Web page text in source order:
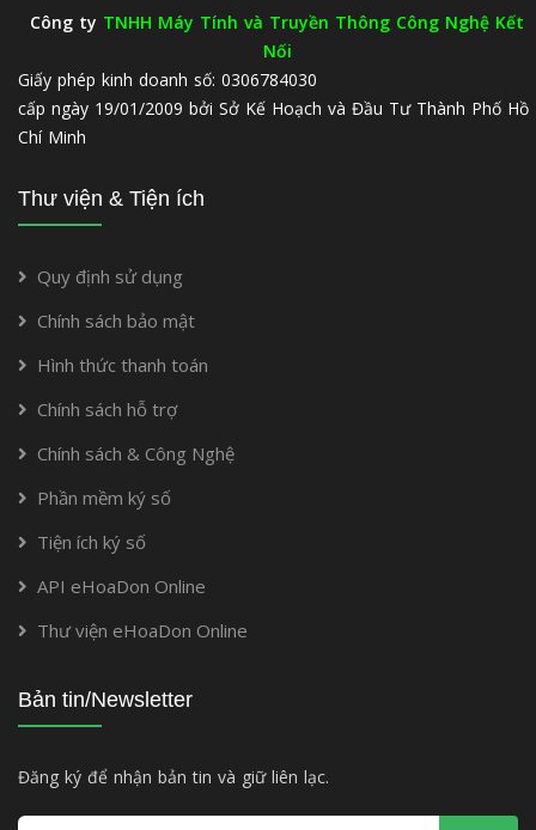
Công ty TNHH Máy Tính và Truyền Thông Công Nghệ Kết
Nối
Giấy phép kinh doanh số: 0306784030
cấp ngày 19/01/2009 bởi Sở Kế Hoạch và Đầu Tư Thành Phố Hồ
Chí Minh
Thư viện & Tiện ích
Quy định sử dụng
Chính sách bảo mật
Hình thức thanh toán
Chính sách hỗ trợ
Chính sách & Công Nghệ
Phần mềm ký số
Tiện ích ký số
API eHoaDon Online
Thư viện eHoaDon Online
Bản tin/Newsletter
Đăng ký để nhận bản tin và giữ liên lạc.